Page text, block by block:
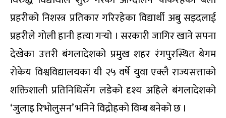
प्रहरीको निशस्त्र प्रतिकार गरिरहेका विद्यार्थी अबु सइदलाई
प्रहरीले गोली हानी हत्या गर्‍यो । सरकारी जागिर खाने सपना
देखेका उत्तरी बंगलादेशको प्रमुख शहर रंगपुरस्थित बेगम
रोकेय विश्वविद्यालयका यी २५ वर्षे युवा एक्लै राज्यसत्ताको
शक्तिशाली प्रतिनिधिसँग लडेको दृश्य अहिले बंगलादेशको
‘जुलाइ रिभोलुसन’ भनिने विद्रोहको विम्ब बनेको छ ।